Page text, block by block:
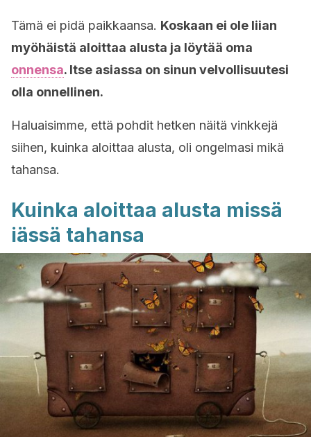
Tämä ei pidä paikkaansa. Koskaan ei ole liian
myöhäistä aloittaa alusta ja löytää oma
onnensa. Itse asiassa on sinun velvollisuutesi
olla onnellinen.
Haluaisimme, että pohdit hetken näitä vinkkejä
siihen, kuinka aloittaa alusta, oli ongelmasi mikä
tahansa.
Kuinka aloittaa alusta missä
iässä tahansa